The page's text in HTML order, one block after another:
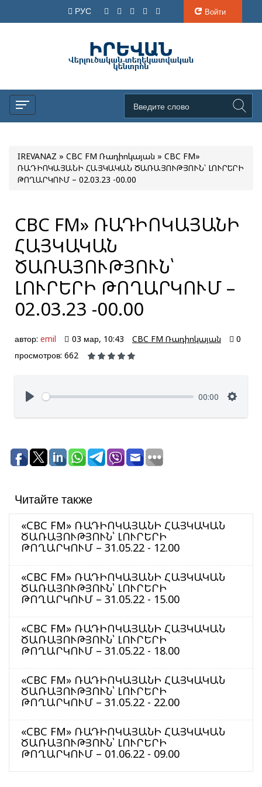
РУС Войти
IREVANAZ » CBC FM Ռադիոկայան » CBC FM»
ՌԱԴԻՈԿԱՅԱՆԻ ՀԱՅԿԱԿԱՆ ԾԱՌԱՅՈՒԹՅՈՒՆ՝ ԼՈՒՐԵՐԻ
ԹՈՂԱՐԿՈՒՄ – 02.03.23 -00.00
CBC FM» ՌԱԴԻՈԿԱՅԱՆԻ
ՀԱՅԿԱԿԱՆ
ԾԱՌԱՅՈՒԹՅՈՒՆ՝
ԼՈՒՐԵՐԻ ԹՈՂԱՐԿՈՒՄ –
02.03.23 -00.00
автор: emil 03 мар, 10:43 CBC FM Ռադիոկայան
0
просмотров: 662
00:00
Читайте также
«CBC FM» ՌԱԴԻՈԿԱՅԱՆԻ ՀԱՅԿԱԿԱՆ
ԾԱՌԱՅՈՒԹՅՈՒՆ՝ ԼՈՒՐԵՐԻ
ԹՈՂԱՐԿՈՒՄ – 31.05.22 - 12.00
«CBC FM» ՌԱԴԻՈԿԱՅԱՆԻ ՀԱՅԿԱԿԱՆ
ԾԱՌԱՅՈՒԹՅՈՒՆ՝ ԼՈՒՐԵՐԻ
ԹՈՂԱՐԿՈՒՄ – 31.05.22 - 15.00
«CBC FM» ՌԱԴԻՈԿԱՅԱՆԻ ՀԱՅԿԱԿԱՆ
ԾԱՌԱՅՈՒԹՅՈՒՆ՝ ԼՈՒՐԵՐԻ
ԹՈՂԱՐԿՈՒՄ – 31.05.22 - 18.00
«CBC FM» ՌԱԴԻՈԿԱՅԱՆԻ ՀԱՅԿԱԿԱՆ
ԾԱՌԱՅՈՒԹՅՈՒՆ՝ ԼՈՒՐԵՐԻ
ԹՈՂԱՐԿՈՒՄ – 31.05.22 - 22.00
«CBC FM» ՌԱԴԻՈԿԱՅԱՆԻ ՀԱՅԿԱԿԱՆ
ԾԱՌԱՅՈՒԹՅՈՒՆ՝ ԼՈՒՐԵՐԻ
ԹՈՂԱՐԿՈՒՄ – 01.06.22 - 09.00